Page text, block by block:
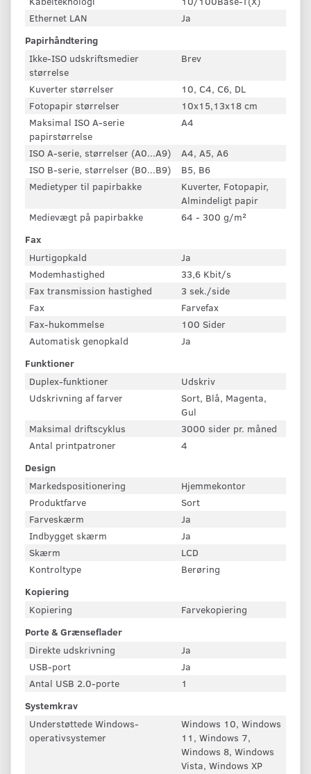
Ethernet LAN
Ja
Papirhåndtering
Ikke-ISO udskriftsmedier
størrelse
Brev
Kuverter størrelser
10, C4, C6, DL
Fotopapir størrelser
10x15,13x18 cm
Maksimal ISO A-serie
papirstørrelse
A4
ISO A-serie, størrelser (A0...A9)
A4, A5, A6
ISO B-serie, størrelser (B0...B9)
B5, B6
Medietyper til papirbakke
Kuverter, Fotopapir,
Almindeligt papir
Medievægt på papirbakke
64 - 300 g/m²
Fax
Hurtigopkald
Ja
Modemhastighed
33,6 Kbit/s
Fax transmission hastighed
3 sek./side
Fax
Farvefax
Fax-hukommelse
100 Sider
Automatisk genopkald
Ja
Funktioner
Duplex-funktioner
Udskriv
Udskrivning af farver
Sort, Blå, Magenta,
Gul
Maksimal driftscyklus
3000 sider pr. måned
Antal printpatroner
4
Design
Markedspositionering
Hjemmekontor
Produktfarve
Sort
Farveskærm
Ja
Indbygget skærm
Ja
Skærm
LCD
Kontroltype
Berøring
Kopiering
Kopiering
Farvekopiering
Porte & Grænseflader
Direkte udskrivning
Ja
USB-port
Ja
Antal USB 2.0-porte
1
Systemkrav
Understøttede Windows-
operativsystemer
Windows 10, Windows
11, Windows 7,
Windows 8, Windows
Vista, Windows XP